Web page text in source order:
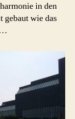
in den
gebaut wie das